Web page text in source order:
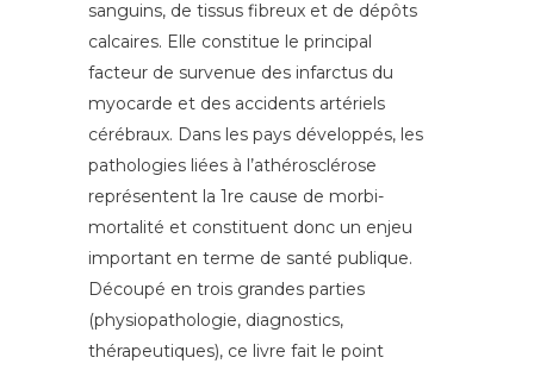
sanguins, de tissus fibreux et de dépôts
calcaires. Elle constitue le principal
facteur de survenue des infarctus du
myocarde et des accidents artériels
cérébraux. Dans les pays développés, les
pathologies liées à l’athérosclérose
représentent la 1re cause de morbi-
mortalité et constituent donc un enjeu
important en terme de santé publique.
Découpé en trois grandes parties
(physiopathologie, diagnostics,
thérapeutiques), ce livre fait le point